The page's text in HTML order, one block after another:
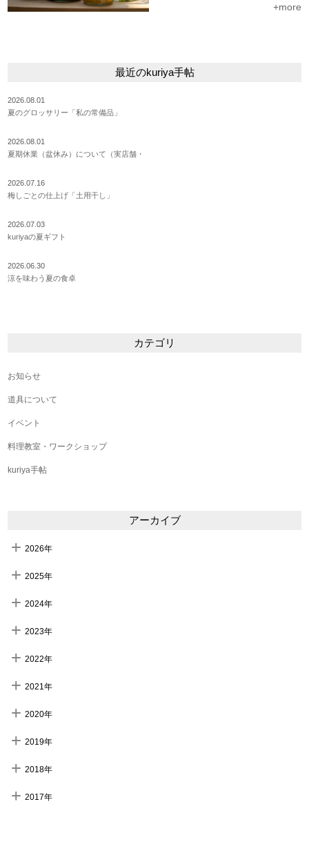
+more
最近のkuriya手帖
2026.08.01
夏のグロッサリー「私の常備品」
2026.08.01
夏期休業（盆休み）について（実店舗・
2026.07.16
梅しごとの仕上げ「土用干し」
2026.07.03
kuriyaの夏ギフト
2026.06.30
涼を味わう夏の食卓
カテゴリ
お知らせ
道具について
イベント
料理教室・ワークショップ
kuriya手帖
アーカイブ
2026年
2025年
2024年
2023年
2022年
2021年
2020年
2019年
2018年
2017年